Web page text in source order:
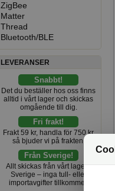
ZigBee
Matter
Thread
Bluetooth/BLE
LEVERANSER
Snabbt!
Det du beställer hos oss finns
alltid i vårt lager och skickas
omgående till dig.
Fri frakt!
Frakt 59 kr, handla för 750 kr
så bjuder vi på frakten.
Från Sverige!
Allt skickas från vårt lager i
Sverige – inga tull- eller
importavgifter tillkommer.